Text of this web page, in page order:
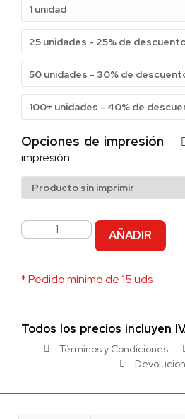
1 unidad
25 unidades - 25% de
50 unidades - 30% de
100+ unidades - 40% de
Opciones de impresión
impresión
AÑADIR
* Pedido mínimo de 15 uds
Todos los precios incluyen
Términos y Condiciones